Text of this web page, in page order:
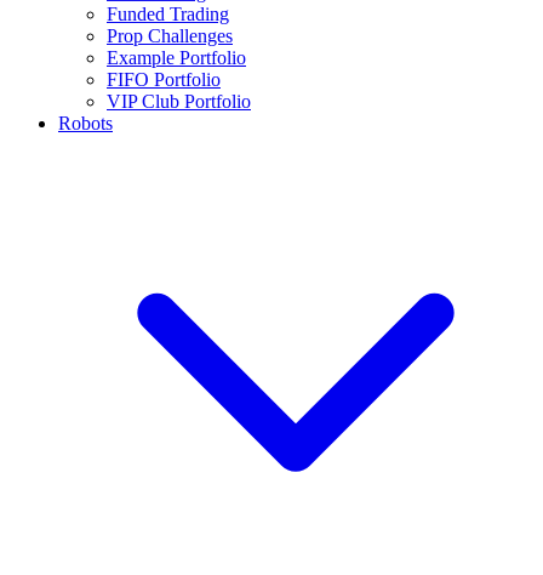
Funded Trading
Prop Challenges
Example Portfolio
FIFO Portfolio
VIP Club Portfolio
Robots